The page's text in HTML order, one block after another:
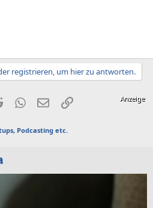
registrieren, um hier zu antworten.
RedditWhatsApp
E-MailLink
Podcasting etc.